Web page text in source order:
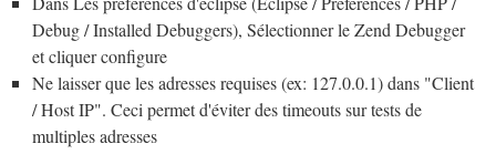
Debug / Installed Debuggers), Sélectionner le Zend Debugger
et cliquer configure
Ne laisser que les adresses requises (ex: 127.0.0.1) dans "Client
/ Host IP". Ceci permet d'éviter des timeouts sur tests de
multiples adresses